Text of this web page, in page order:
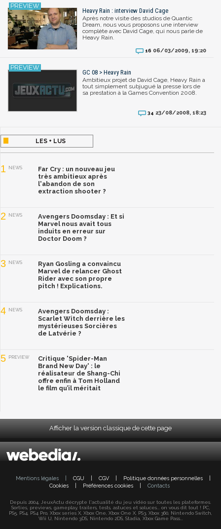
Heavy Rain : interview David Cage
Après notre visite des studios de Quantic
Dream, nous vous proposons une interview
complète avec David Cage, qui nous parle de
Heavy Rain.
16 06/03/2009, 19:20
GC 08 > Heavy Rain
Ambitieux projet de David Cage, Heavy Rain a
tout simplement subjugué la presse lors de
sa prestation à la Games Convention 2008.
34 23/08/2008, 18:23
LES + LUS
1 NEWS
Far Cry : un nouveau jeu
très ambitieux après
l'abandon de son
extraction shooter ?
2 NEWS
Avengers Doomsday : Et si
Marvel nous avait tous
induits en erreur sur
Doctor Doom ?
3 NEWS
Ryan Gosling a convaincu
Marvel de relancer Ghost
Rider avec son propre
pitch ! Explications.
4 NEWS
Avengers Doomsday :
Scarlet Witch derrière les
mystérieuses Sorcières
de Latvérie ?
5 PREVIEW
Critique 'Spider-Man
Brand New Day' : le
réalisateur de Shang-Chi
offre enfin à Tom Holland
le film qu’il méritait
Afficher la version classique de cette page
Mentions légales CGU CGV Politique données personnelles
Cookies
Préférences cookies Contacts
Depuis 2004, JeuxActu décrypte l'actualité du jeu vidéo sur toutes les plateformes.
Sorties, previews, gameplay, trailers, tests, astuces et soluces... on vous dit tout ! PC,
PS5, PS4, PS4 Pro, Xbox series X, Xbox One, Xbox One X, PS3, Xbox 360, Nintendo Switch,
Wii U, Nintendo 3DS, Nintendo 2DS, Stadia, Xbox Game Pass...